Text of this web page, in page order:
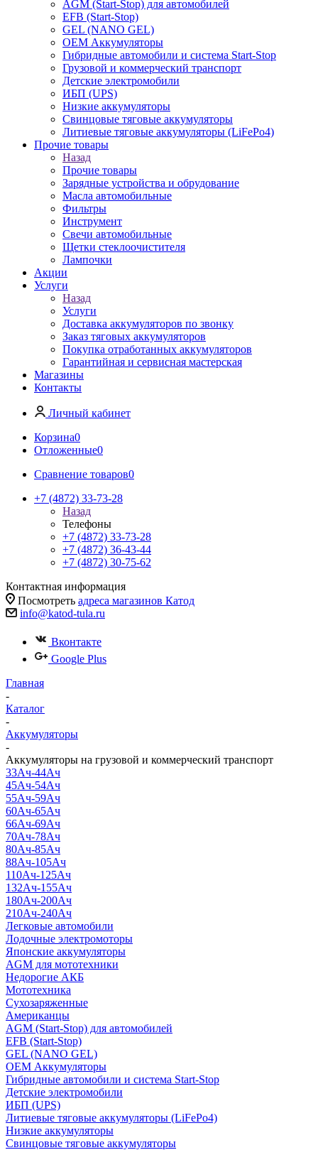
AGM (Start-Stop) для автомобилей
EFB (Start-Stop)
GEL (NANO GEL)
OEM Аккумуляторы
Гибридные автомобили и система Start-Stop
Грузовой и коммерческий транспорт
Детские электромобили
ИБП (UPS)
Низкие аккумуляторы
Свинцовые тяговые аккумуляторы
Литиевые тяговые аккумуляторы (LiFePo4)
Прочие товары
Назад
Прочие товары
Зарядные устройства и обрудование
Масла автомобильные
Фильтры
Инструмент
Свечи автомобильные
Щетки стеклоочистителя
Лампочки
Акции
Услуги
Назад
Услуги
Доставка аккумуляторов по звонку
Заказ тяговых аккумуляторов
Покупка отработанных аккумуляторов
Гарантийная и сервисная мастерская
Магазины
Контакты
Личный кабинет
Корзина0
Отложенные0
Сравнение товаров0
+7 (4872) 33-73-28
Назад
Телефоны
+7 (4872) 33-73-28
+7 (4872) 36-43-44
+7 (4872) 30-75-62
Контактная информация
Посмотреть адреса магазинов Катод
info@katod-tula.ru
Вконтакте
Google Plus
Главная
-
Каталог
-
Аккумуляторы
-
Аккумуляторы на грузовой и коммерческий транспорт
33Ач-44Ач
45Ач-54Ач
55Ач-59Ач
60Ач-65Ач
66Ач-69Ач
70Ач-78Ач
80Ач-85Ач
88Ач-105Ач
110Ач-125Ач
132Ач-155Ач
180Ач-200Ач
210Ач-240Ач
Легковые автомобили
Лодочные электромоторы
Японские аккумуляторы
AGM для мототехники
Недорогие АКБ
Мототехника
Сухозаряженные
Американцы
AGM (Start-Stop) для автомобилей
EFB (Start-Stop)
GEL (NANO GEL)
OEM Аккумуляторы
Гибридные автомобили и система Start-Stop
Детские электромобили
ИБП (UPS)
Литиевые тяговые аккумуляторы (LiFePo4)
Низкие аккумуляторы
Свинцовые тяговые аккумуляторы